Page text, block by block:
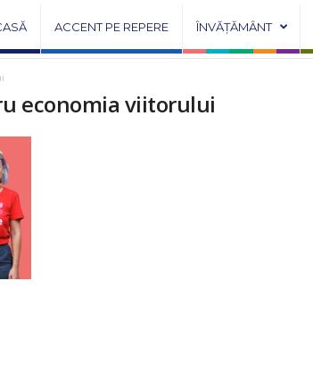
ACCENT PE REPERE ÎNVĂȚĂMÂNT
economia viitorului